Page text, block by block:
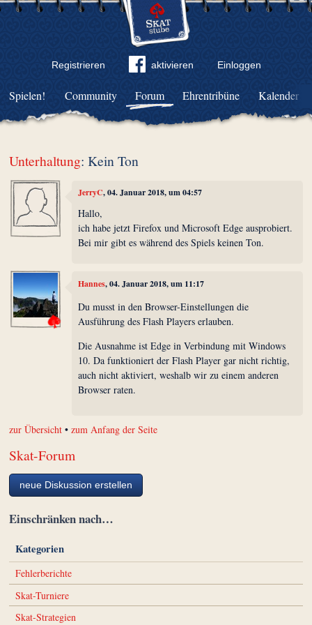
Registrieren aktivieren Einloggen
Community Forum Ehrentribüne Kalender
Spielen!
Unterhaltung: Kein Ton
JerryC, 04. Januar 2018, um 04:57
Hallo,
ich habe jetzt Firefox und Microsoft Edge ausprobiert.
Bei mir gibt es während des Spiels keinen Ton.
Hannes, 04. Januar 2018, um 11:17
Du musst in den Browser-Einstellungen die
Ausführung des Flash Players erlauben.
Die Ausnahme ist Edge in Verbindung mit Windows
10. Da funktioniert der Flash Player gar nicht richtig,
auch nicht aktiviert, weshalb wir zu einem anderen
Browser raten.
zur Übersicht •zum Anfang der Seite
Skat-Forum
neue Diskussion erstellen
Einschränken nach…
Kategorien
Fehlerberichte
Skat-Turniere
Skat-Strategien